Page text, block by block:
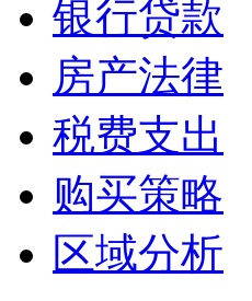
银行贷款
房产法律
税费支出
购买策略
区域分析